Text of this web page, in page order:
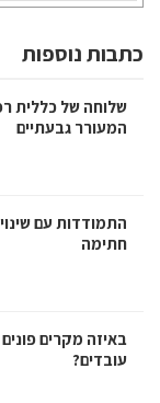
כתבות נוספות
שלוחה של כללית
המעורר גבעתיים
התמודדות עם
חתימה
באיזה מקרים
עובדים?